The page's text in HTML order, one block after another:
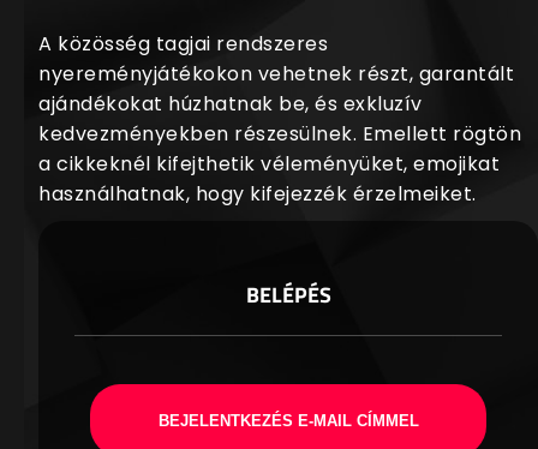
A közösség tagjai rendszeres
nyereményjátékokon vehetnek részt, garantált
ajándékokat húzhatnak be, és exkluzív
kedvezményekben részesülnek. Emellett rögtön
a cikkeknél kifejthetik véleményüket, emojikat
használhatnak, hogy kifejezzék érzelmeiket.
BELÉPÉS
BEJELENTKEZÉS E-MAIL CÍMMEL